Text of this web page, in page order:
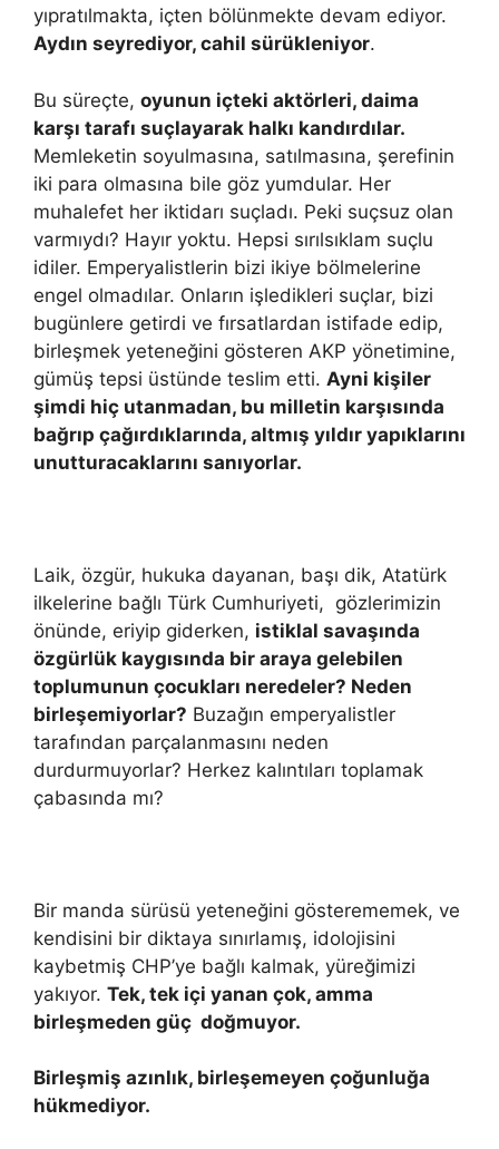
yıpratılmakta, içten bölünmekte devam ediyor.
Aydın seyrediyor, cahil sürükleniyor.
Bu süreçte, oyunun içteki aktörleri, daima
karşı tarafı suçlayarak halkı kandırdılar.
Memleketin soyulmasına, satılmasına, şerefinin
iki para olmasına bile göz yumdular. Her
muhalefet her iktidarı suçladı. Peki suçsuz olan
varmıydı? Hayır yoktu. Hepsi sırılsıklam suçlu
idiler. Emperyalistlerin bizi ikiye bölmelerine
engel olmadılar. Onların işledikleri suçlar, bizi
bugünlere getirdi ve fırsatlardan istifade edip,
birleşmek yeteneğini gösteren AKP yönetimine,
gümüş tepsi üstünde teslim etti. Ayni kişiler
şimdi hiç utanmadan, bu milletin karşısında
bağrıp çağırdıklarında, altmış yıldır yapıklarını
unutturacaklarını sanıyorlar.
Laik, özgür, hukuka dayanan, başı dik, Atatürk
ilkelerine bağlı Türk Cumhuriyeti, gözlerimizin
önünde, eriyip giderken, istiklal savaşında
özgürlük kaygısında bir araya gelebilen
toplumunun çocukları neredeler? Neden
birleşemiyorlar? Buzağın emperyalistler
tarafından parçalanmasını neden
durdurmuyorlar? Herkez kalıntıları toplamak
çabasında mı?
Bir manda sürüsü yeteneğini gösterememek, ve
kendisini bir diktaya sınırlamış, idolojisini
kaybetmiş CHP’ye bağlı kalmak, yüreğimizi
yakıyor. Tek, tek içi yanan çok, amma
birleşmeden güç doğmuyor.
Birleşmiş azınlık, birleşemeyen çoğunluğa
hükmediyor.